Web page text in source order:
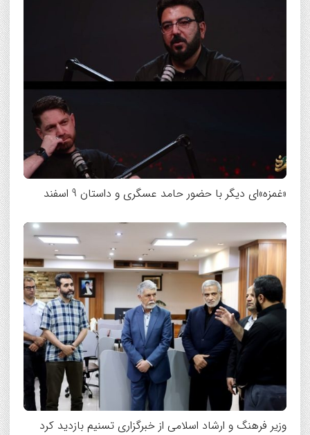
«غمزه‌»ای دیگر با حضور حامد عسگری و داستان 9 اسفند
وزیر فرهنگ و ارشاد اسلامی از خبرگزاری تسنیم بازدید کرد